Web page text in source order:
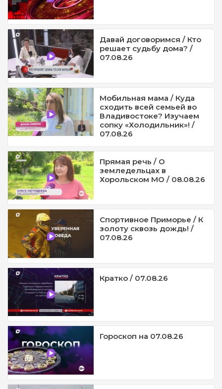
Давай договоримся / Кто
решает судьбу дома? /
07.08.26
Мобильная мама / Куда
сходить всей семьей во
Владивостоке? Изучаем
сопку «Холодильник»! /
07.08.26
Прямая речь / О
земледельцах в
Хорольском МО / 08.08.26
Спортивное Приморье / К
золоту сквозь дождь! /
07.08.26
Кратко / 07.08.26
Гороскоп на 07.08.26